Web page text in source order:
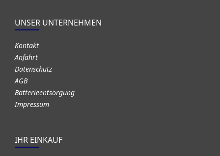
UNSER UNTERNEHMEN
Kontakt
Anfahrt
Datenschutz
AGB
Batterieentsorgung
Impressum
IHR EINKAUF